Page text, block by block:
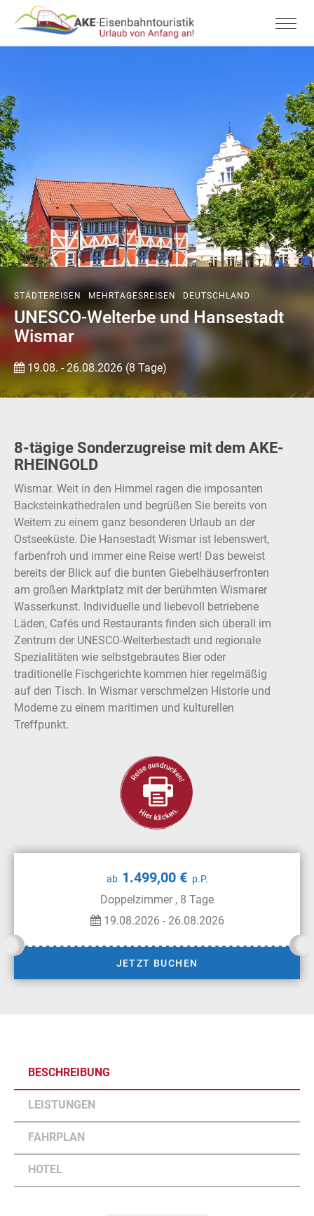
STÄDTEREISEN MEHRTAGESREISEN DEUTSCHLAND
UNESCO-Welterbe und Hansestadt
Wismar
19.08. - 26.08.2026 (8 Tage)
8-tägige Sonderzugreise mit dem AKE-
RHEINGOLD
Wismar. Weit in den Himmel ragen die imposanten
Backsteinkathedralen und begrüßen Sie bereits von
Weitem zu einem ganz besonderen Urlaub an der
Ostseeküste. Die Hansestadt Wismar ist lebenswert,
farbenfroh und immer eine Reise wert! Das beweist
bereits der Blick auf die bunten Giebelhäuserfronten
am großen Marktplatz mit der berühmten Wismarer
Wasserkunst. Individuelle und liebevoll betriebene
Läden, Cafés und Restaurants finden sich überall im
Zentrum der UNESCO-Welterbestadt und regionale
Spezialitäten wie selbstgebrautes Bier oder
traditionelle Fischgerichte kommen hier regelmäßig
auf den Tisch. In Wismar verschmelzen Historie und
Moderne zu einem maritimen und kulturellen
Treffpunkt.
ab 1.499,00 € p.P.
Doppelzimmer , 8 Tage
19.08.2026 - 26.08.2026
JETZT BUCHEN
BESCHREIBUNG
LEISTUNGEN
FAHRPLAN
HOTEL